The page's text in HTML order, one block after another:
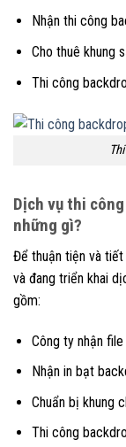
Nhận thi công
Cho thuê khung
Thi công
Dịch vụ thi
những gì?
Để thuận tiện và
và đang triển khai
gồm:
Công ty nhận
Nhận in bạt
Chuẩn bị khung
Thi công